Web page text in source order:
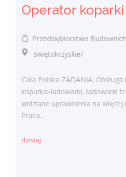
Przedsiębiorstwo Budownictwa
świętokrzyskie/
Cała Polska ZADANIA:
koparko-ładowarki, ładowarki
widziane uprawnienia na więcej
Praca...
dzisiaj